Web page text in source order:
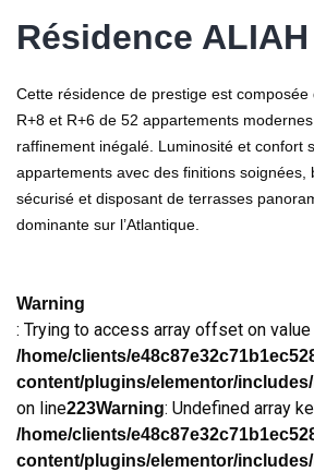
Résidence ALIAH
Cette résidence de prestige est
R+8 et R+6 de 52 appartements
raffinement inégalé. Luminosité et confort
appartements avec des finitions soignées,
sécurisé et disposant de terrasses
dominante sur l’Atlantique.
Warning
: Trying to access array offset on
/home/clients/
content/plugins/elementor/
on line223Warning: Undefined array
/home/clients/
content/plugins/elementor/